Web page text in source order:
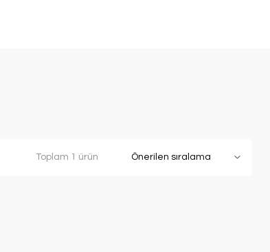
Toplam 1 ürün